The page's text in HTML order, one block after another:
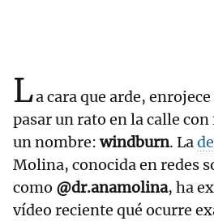
La cara que arde,
pasar un rato en la calle
un nombre:windburn. La
Molina, conocida en redes
como @dr.anamolina, ha
vídeo reciente qué ocurre